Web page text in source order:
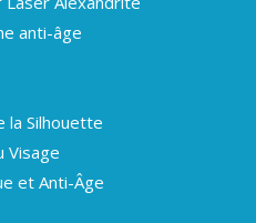
anti-âge
la Silhouette
Visage
et Anti-Âge